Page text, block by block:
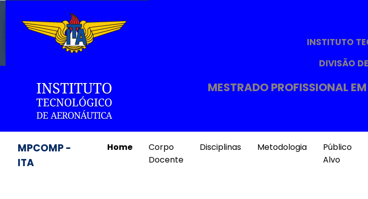
INSTITUTO
DIVISÃO
MESTRADO PROFISSIONAL
MPCOMP -
ITA
Home
Corpo
Docente
Disciplinas Metodologia
Público
Alvo